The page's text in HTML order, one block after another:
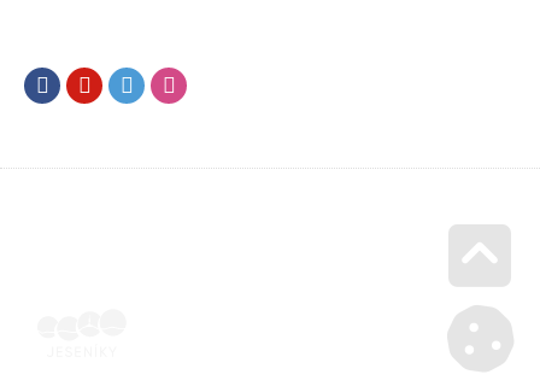
FacebookYoutubeTwitter
Go